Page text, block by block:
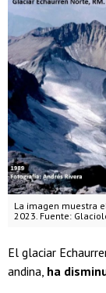
La imagen muestra
2023. Fuente:
El glaciar
andina, ha